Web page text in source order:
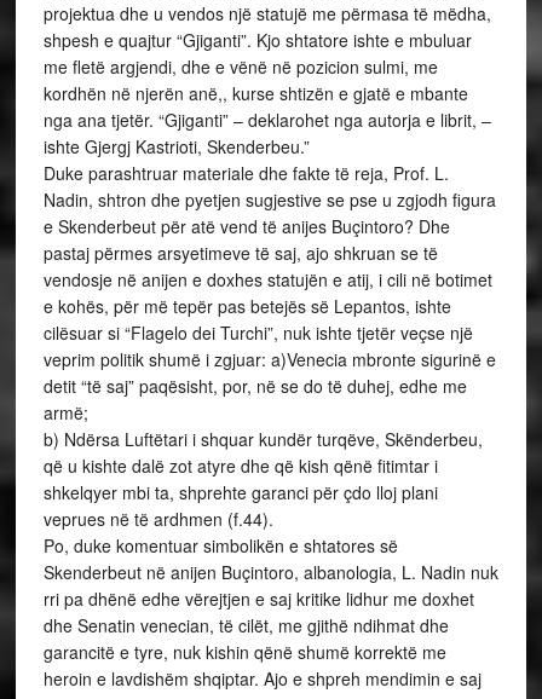
projektua dhe u vendos një statujë me përmasa të mëdha,
shpesh e quajtur “Gjiganti”. Kjo shtatore ishte e mbuluar
me fletë argjendi, dhe e vënë në pozicion sulmi, me
kordhën në njerën anë,, kurse shtizën e gjatë e mbante
nga ana tjetër. “Gjiganti” – deklarohet nga autorja e librit, –
ishte Gjergj Kastrioti, Skenderbeu.”
Duke parashtruar materiale dhe fakte të reja, Prof. L.
Nadin, shtron dhe pyetjen sugjestive se pse u zgjodh figura
e Skenderbeut për atë vend të anijes Buçintoro? Dhe
pastaj përmes arsyetimeve të saj, ajo shkruan se të
vendosje në anijen e doxhes statujën e atij, i cili në botimet
e kohës, për më tepër pas betejës së Lepantos, ishte
cilësuar si “Flagelo dei Turchi”, nuk ishte tjetër veçse një
veprim politik shumë i zgjuar: a)Venecia mbronte sigurinë e
detit “të saj” paqësisht, por, në se do të duhej, edhe me
armë;
b) Ndërsa Luftëtari i shquar kundër turqëve, Skënderbeu,
që u kishte dalë zot atyre dhe që kish qënë fitimtar i
shkelqyer mbi ta, shprehte garanci për çdo lloj plani
veprues në të ardhmen (f.44).
Po, duke komentuar simbolikën e shtatores së
Skenderbeut në anijen Buçintoro, albanologia, L. Nadin nuk
rri pa dhënë edhe vërejtjen e saj kritike lidhur me doxhet
dhe Senatin venecian, të cilët, me gjithë ndihmat dhe
garancitë e tyre, nuk kishin qënë shumë korrektë me
heroin e lavdishëm shqiptar. Ajo e shpreh mendimin e saj